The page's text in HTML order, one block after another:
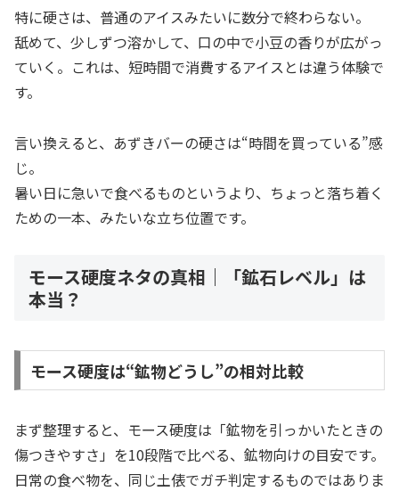
特に硬さは、普通のアイスみたいに数分で終わらない。
舐めて、少しずつ溶かして、口の中で小豆の香りが広がっ
ていく。これは、短時間で消費するアイスとは違う体験で
す。
言い換えると、あずきバーの硬さは“時間を買っている”感
じ。
暑い日に急いで食べるものというより、ちょっと落ち着く
ための一本、みたいな立ち位置です。
モース硬度ネタの真相｜「鉱石レベル」は
本当？
モース硬度は“鉱物どうし”の相対比較
まず整理すると、モース硬度は「鉱物を引っかいたときの
傷つきやすさ」を10段階で比べる、鉱物向けの目安です。
日常の食べ物を、同じ土俵でガチ判定するものではありま